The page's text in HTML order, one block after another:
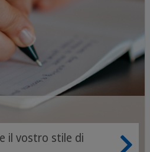
il vostro stile di